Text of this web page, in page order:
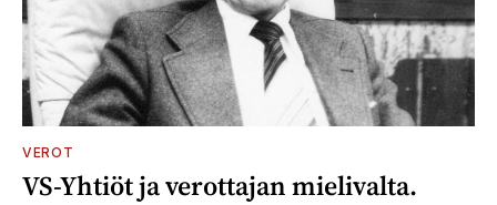
VEROT
VS-Yhtiöt ja verottajan mielivalta.